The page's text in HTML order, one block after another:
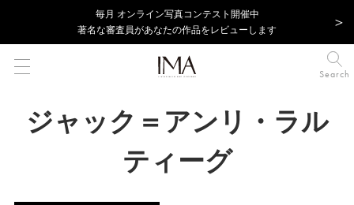
毎⽉ オンライン写真コンテスト開催中
著名な審査員があなたの作品をレビューします
Search
ジャック＝アンリ・ラル
ティーグ